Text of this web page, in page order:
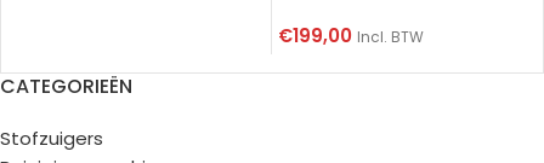
€199,00 Incl. BTW
CATEGORIEËN
Stofzuigers